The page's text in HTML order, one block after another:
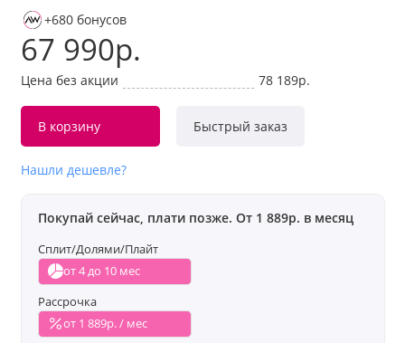
+680 бонусов
67 990р.
Цена без акции 78 189р.
В корзину Быстрый заказ
Нашли дешевле?
Покупай сейчас, плати позже. От 1 889р. в месяц
Сплит/Долями/Плайт
от 4 до 10 мес
Рассрочка
от 1 889р. / мес